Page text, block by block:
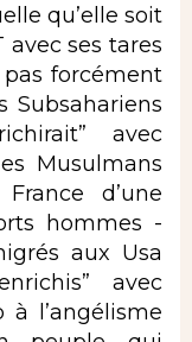
qu’elle soit
avec ses tares
pas forcément
Subsahariens
avec
Musulmans
d’une
hommes -
aux Usa
avec
à l’angélisme